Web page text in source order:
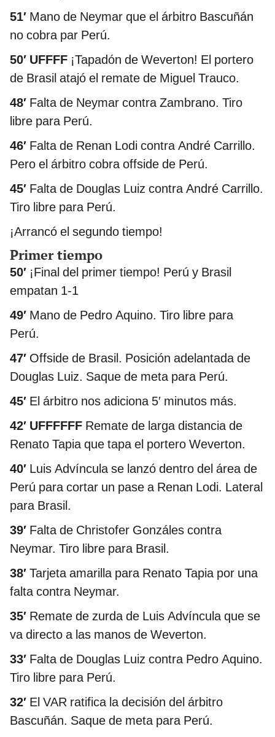
51′ Mano de Neymar que el árbitro Bascuñán
no cobra par Perú.
50′ UFFFF ¡Tapadón de Weverton! El portero
de Brasil atajó el remate de Miguel Trauco.
48′ Falta de Neymar contra Zambrano. Tiro
libre para Perú.
46′ Falta de Renan Lodi contra André Carrillo.
Pero el árbitro cobra offside de Perú.
45′ Falta de Douglas Luiz contra André Carrillo.
Tiro libre para Perú.
¡Arrancó el segundo tiempo!
Primer tiempo
50′ ¡Final del primer tiempo! Perú y Brasil
empatan 1-1
49′ Mano de Pedro Aquino. Tiro libre para
Perú.
47′ Offside de Brasil. Posición adelantada de
Douglas Luiz. Saque de meta para Perú.
45′ El árbitro nos adiciona 5′ minutos más.
42′ UFFFFFF Remate de larga distancia de
Renato Tapia que tapa el portero Weverton.
40′ Luis Advíncula se lanzó dentro del área de
Perú para cortar un pase a Renan Lodi. Lateral
para Brasil.
39′ Falta de Christofer Gonzáles contra
Neymar. Tiro libre para Brasil.
38′ Tarjeta amarilla para Renato Tapia por una
falta contra Neymar.
35′ Remate de zurda de Luis Advíncula que se
va directo a las manos de Weverton.
33′ Falta de Douglas Luiz contra Pedro Aquino.
Tiro libre para Perú.
32′ El VAR ratifica la decisión del árbitro
Bascuñán. Saque de meta para Perú.